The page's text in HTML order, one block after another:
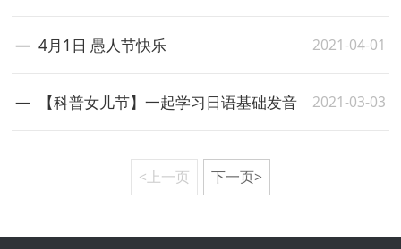
4月1日 愚人节快乐 2021-04-01
【科普女儿节】一起学习日语基础发音 2021-03-03
<上一页 下一页>